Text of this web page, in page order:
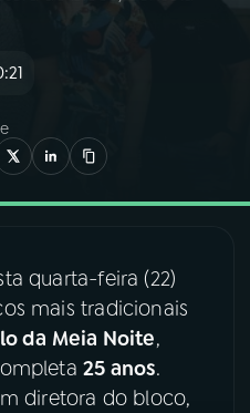
quarta-feira (22)
mais tradicionais
da Meia Noite,
25 anos.
diretora do bloco,